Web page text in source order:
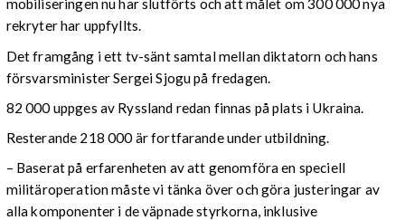
mobiliseringen nu har slutförts och att målet om 300 000 nya
rekryter har uppfyllts.
Det framgång i ett tv-sänt samtal mellan diktatorn och hans
försvarsminister Sergei Sjogu på fredagen.
82 000 uppges av Ryssland redan finnas på plats i Ukraina.
Resterande 218 000 är fortfarande under utbildning.
– Baserat på erfarenheten av att genomföra en speciell
militäroperation måste vi tänka över och göra justeringar av
alla komponenter i de väpnade styrkorna, inklusive